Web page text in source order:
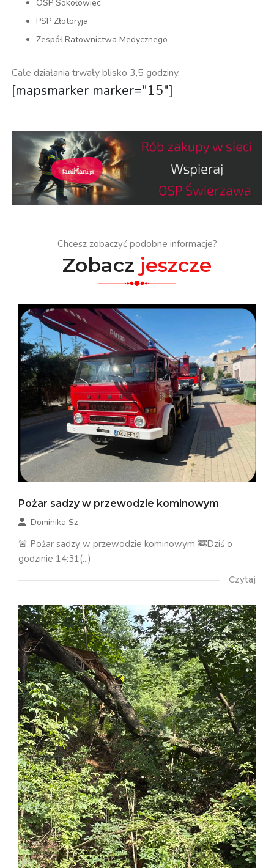
OSP Sokołowiec
PSP Złotoryja
Zespół Ratownictwa Medycznego
Całe działania trwały blisko 3,5 godziny.
[mapsmarker marker="15"]
Chcesz zobaczyć podobne informacje?
Zobacz jeszcze
Pożar sadzy w przewodzie kominowym
Dominika Sz
🚨 Pożar sadzy w przewodzie kominowym 🚒Dziś o
godzinie 14:31(...)
Czytaj